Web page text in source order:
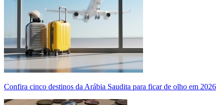
Confira cinco destinos da Arábia Saudita para ficar de olho em 2026